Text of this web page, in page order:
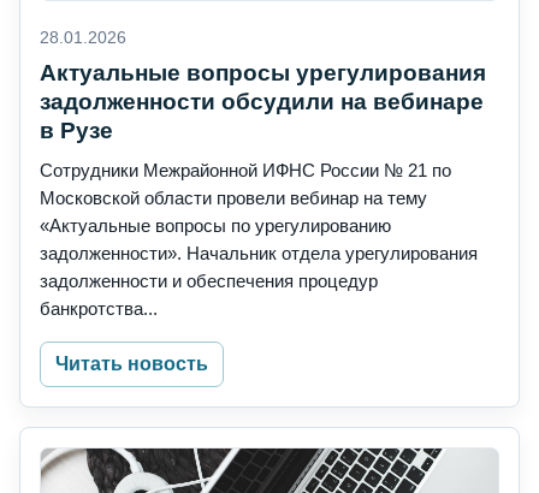
28.01.2026
Актуальные вопросы урегулирования
задолженности обсудили на вебинаре
в Рузе
Сотрудники Межрайонной ИФНС России № 21 по
Московской области провели вебинар на тему
«Актуальные вопросы по урегулированию
задолженности». Начальник отдела урегулирования
задолженности и обеспечения процедур
банкротства...
Читать новость